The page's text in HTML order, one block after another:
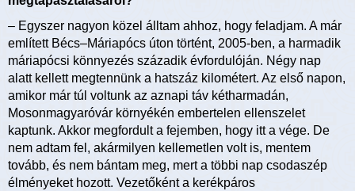
– Egyszer nagyon közel álltam ahhoz, hogy feladjam. A már
említett Bécs–Máriapócs úton történt, 2005-ben, a harmadik
máriapócsi könnyezés századik évfordulóján. Négy nap
alatt kellett megtennünk a hatszáz kilométert. Az első napon,
amikor már túl voltunk az aznapi táv kétharmadán,
Mosonmagyaróvár környékén embertelen ellenszelet
kaptunk. Akkor megfordult a fejemben, hogy itt a vége. De
nem adtam fel, akármilyen kellemetlen volt is, mentem
tovább, és nem bántam meg, mert a többi nap csodaszép
élményeket hozott. Vezetőként a kerékpáros